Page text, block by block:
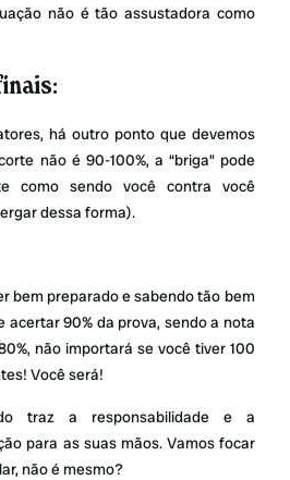
não é tão assustadora como
há outro ponto que devemos
não é 90-100%, a “briga” pode
como sendo você contra você
dessa forma).
bem preparado e sabendo tão bem
acertar 90% da prova, sendo a nota
não importará se você tiver 100
Você será!
traz a responsabilidade e a
para as suas mãos. Vamos focar
não é mesmo?